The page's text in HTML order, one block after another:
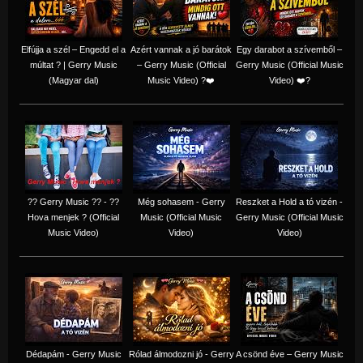
Elfújja a szél – Engedd el a
múltat ? | Gerry Music
(Magyar dal)
Azért vannak a jó barátok
– Gerry Music (Official
Music Video) ?❤️
Egy darabot a szívemből –
Gerry Music (Official Music
Video) ❤️?
?? Gerry Music ?? - ??
Hova menjek ? (Official
Music Video)
Még sohasem - Gerry
Music (Official Music
Video)
Reszket a Hold a tó vizén -
Gerry Music (Official Music
Video)
Dédapám - Gerry Music
Rólad álmodozni jó - Gerry A csönd éve – Gerry Music